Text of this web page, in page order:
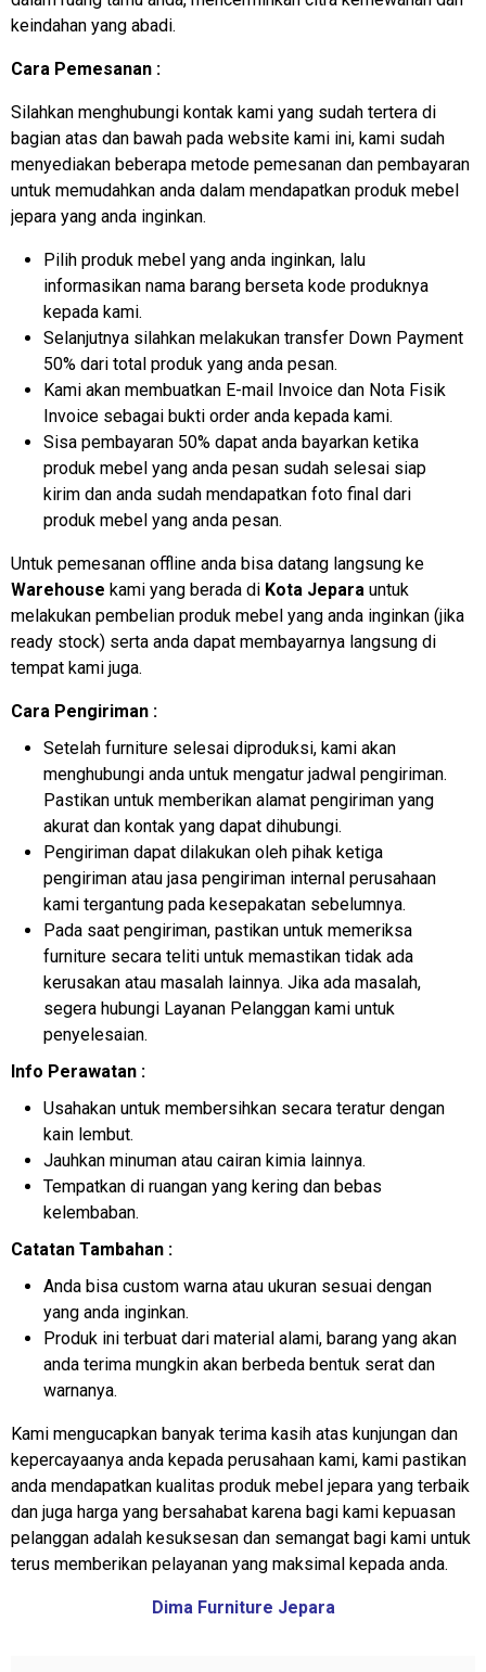
keindahan yang abadi.
Cara Pemesanan :
Silahkan menghubungi kontak kami yang sudah tertera di
bagian atas dan bawah pada website kami ini, kami sudah
menyediakan beberapa metode pemesanan dan pembayaran
untuk memudahkan anda dalam mendapatkan produk mebel
jepara yang anda inginkan.
Pilih produk mebel yang anda inginkan, lalu
informasikan nama barang berseta kode produknya
kepada kami.
Selanjutnya silahkan melakukan transfer Down Payment
50% dari total produk yang anda pesan.
Kami akan membuatkan E-mail Invoice dan Nota Fisik
Invoice sebagai bukti order anda kepada kami.
Sisa pembayaran 50% dapat anda bayarkan ketika
produk mebel yang anda pesan sudah selesai siap
kirim dan anda sudah mendapatkan foto final dari
produk mebel yang anda pesan.
Untuk pemesanan offline anda bisa datang langsung ke
Warehouse kami yang berada di Kota Jepara untuk
melakukan pembelian produk mebel yang anda inginkan (jika
ready stock) serta anda dapat membayarnya langsung di
tempat kami juga.
Cara Pengiriman :
Setelah furniture selesai diproduksi, kami akan
menghubungi anda untuk mengatur jadwal pengiriman.
Pastikan untuk memberikan alamat pengiriman yang
akurat dan kontak yang dapat dihubungi.
Pengiriman dapat dilakukan oleh pihak ketiga
pengiriman atau jasa pengiriman internal perusahaan
kami tergantung pada kesepakatan sebelumnya.
Pada saat pengiriman, pastikan untuk memeriksa
furniture secara teliti untuk memastikan tidak ada
kerusakan atau masalah lainnya. Jika ada masalah,
segera hubungi Layanan Pelanggan kami untuk
penyelesaian.
Info Perawatan :
Usahakan untuk membersihkan secara teratur dengan
kain lembut.
Jauhkan minuman atau cairan kimia lainnya.
Tempatkan di ruangan yang kering dan bebas
kelembaban.
Catatan Tambahan :
Anda bisa custom warna atau ukuran sesuai dengan
yang anda inginkan.
Produk ini terbuat dari material alami, barang yang akan
anda terima mungkin akan berbeda bentuk serat dan
warnanya.
Kami mengucapkan banyak terima kasih atas kunjungan dan
kepercayaanya anda kepada perusahaan kami, kami pastikan
anda mendapatkan kualitas produk mebel jepara yang terbaik
dan juga harga yang bersahabat karena bagi kami kepuasan
pelanggan adalah kesuksesan dan semangat bagi kami untuk
terus memberikan pelayanan yang maksimal kepada anda.
Dima Furniture Jepara